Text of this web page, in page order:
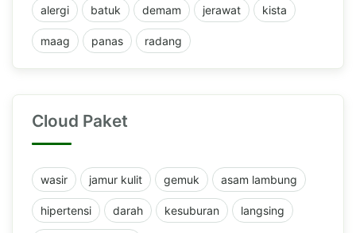
alergi batuk demam jerawat kista
maag panas radang
Cloud Paket
wasir jamur kulit gemuk asam lambung
hipertensi darah kesuburan langsing